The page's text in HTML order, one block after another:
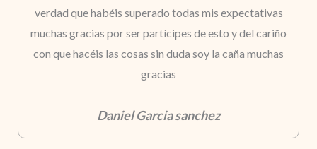
verdad que habéis superado todas mis expectativas
muchas gracias por ser partícipes de esto y del cariño
con que hacéis las cosas sin duda soy la caña muchas
gracias
Daniel Garcia sanchez